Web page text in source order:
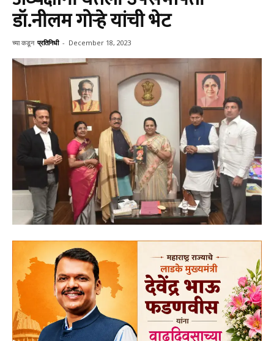
डॉ.नीलम गोऱ्हे यांची भेट
च्या कडून प्रतिनिधी - December 18, 2023